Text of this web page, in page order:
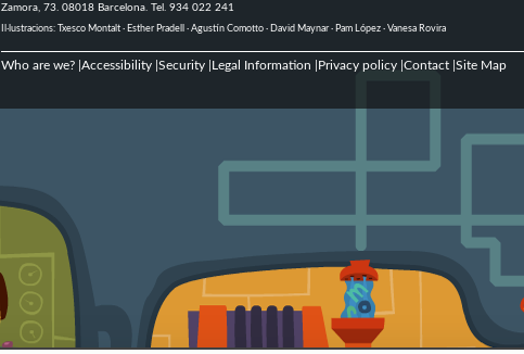
Zamora, 73. 08018 Barcelona. Tel. 934 022 241
Il·lustracions: Txesco Montalt · Esther Pradell · Agustín Comotto · David Maynar · Pam López · Vanesa Rovira
Who are we?| Accessibility| Security| Legal Information Privacy policy| Contact| Site Map